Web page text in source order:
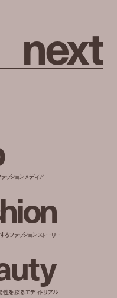
next
ッションメディア
ion
ファッションストーリー
uty
を探るエディトリアル